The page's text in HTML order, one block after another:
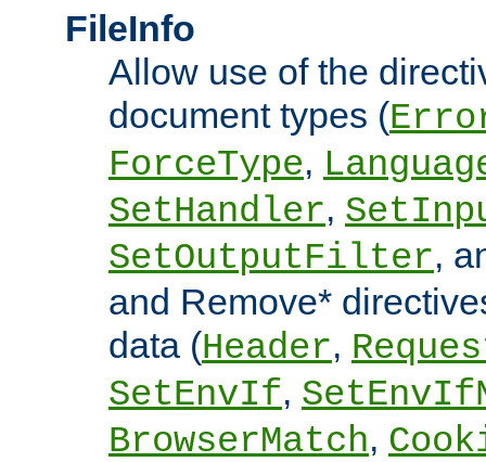
FileInfo
Allow use of the
document types (
ForceType,
SetHandler,
SetOutputFilter,
and Remove*
data (Header,
SetEnvIf,
BrowserMatch,